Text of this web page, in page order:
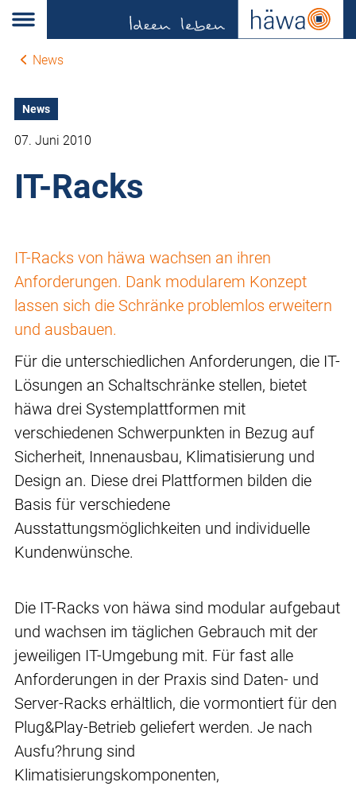
News
News
07. Juni 2010
IT-Racks
IT-Racks von häwa wachsen an ihren
Anforderungen. Dank modularem Konzept
lassen sich die Schränke problemlos erweitern
und ausbauen.
Für die unterschiedlichen Anforderungen, die IT-
Lösungen an Schaltschränke stellen, bietet
häwa drei Systemplattformen mit
verschiedenen Schwerpunkten in Bezug auf
Sicherheit, Innenausbau, Klimatisierung und
Design an. Diese drei Plattformen bilden die
Basis für verschiedene
Ausstattungsmöglichkeiten und individuelle
Kundenwünsche.
Die IT-Racks von häwa sind modular aufgebaut
und wachsen im täglichen Gebrauch mit der
jeweiligen IT-Umgebung mit. Für fast alle
Anforderungen in der Praxis sind Daten- und
Server-Racks erhältlich, die vormontiert für den
Plug&Play-Betrieb geliefert werden. Je nach
Ausfu?hrung sind
Klimatisierungskomponenten,